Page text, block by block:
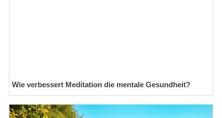
Wie verbessert Meditation die mentale Gesundheit?